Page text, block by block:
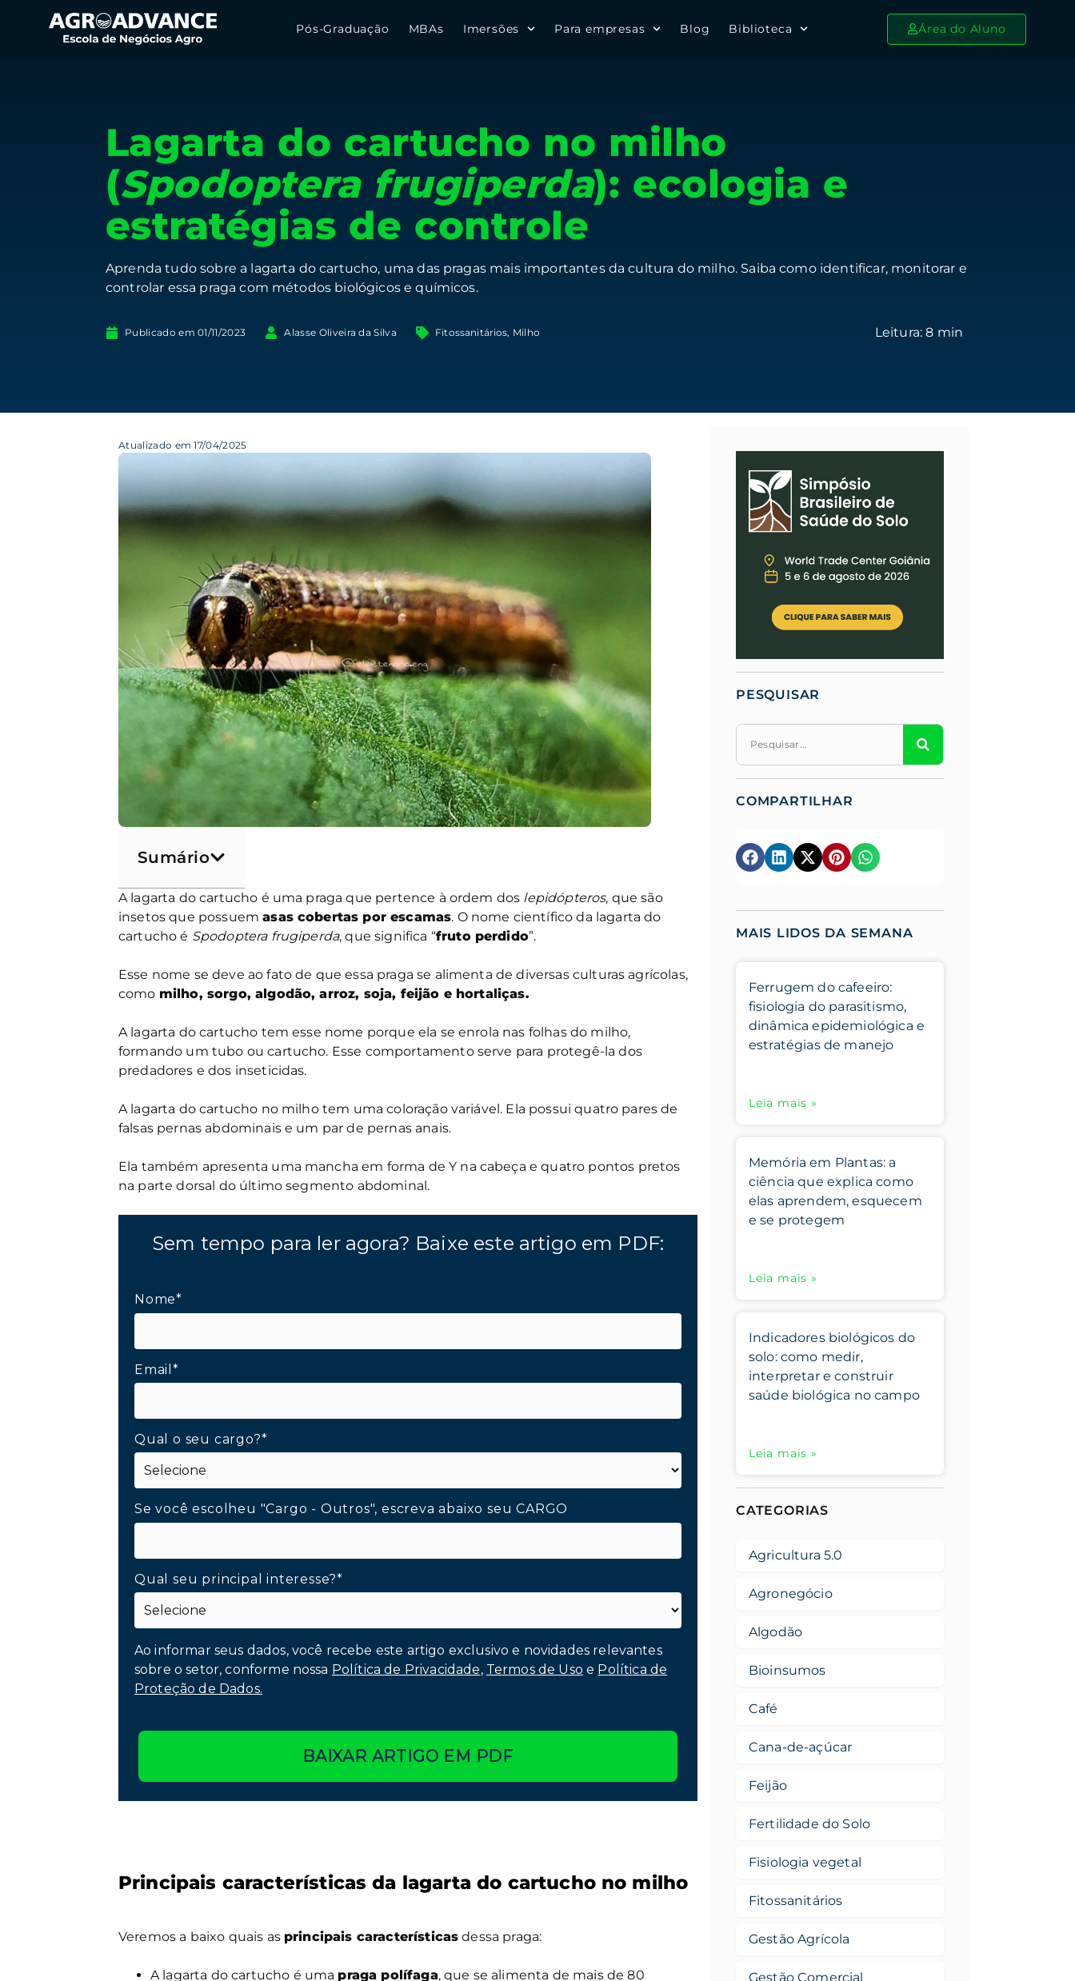
Pós-Graduação MBAs Imersões Para empresas Blog Biblioteca Área do Aluno
Lagarta do cartucho no milho
(Spodoptera frugiperda): ecologia e
estratégias de controle
Aprenda tudo sobre a lagarta do cartucho, uma das pragas mais importantes da cultura do milho. Saiba como identificar, monitorar e
controlar essa praga com métodos biológicos e químicos.
Publicado em 01/11/2023 Alasse Oliveira da Silva Fitossanitários, Milho
Atualizado em 17/04/2025
Sumário
A lagarta do cartucho é uma praga que pertence à ordem dos lepidópteros, que são
insetos que possuemasas cobertas por escamas. O nome científico da lagarta do
cartucho é Spodoptera frugiperda, que significa “fruto perdido”.
Esse nome se deve ao fato de que essa praga se alimenta de diversas culturas agrícolas,
como milho, sorgo, algodão, arroz, soja, feijão e hortaliças.
A lagarta do cartucho tem esse nome porque ela se enrola nas folhas do milho,
formando um tubo ou cartucho. Esse comportamento serve para protegê-la dos
predadores e dos inseticidas.
A lagarta do cartucho no milho tem uma coloração variável. Ela possui quatro pares de
falsas pernas abdominais e um par de pernas anais.
Ela também apresenta uma mancha em forma de Y na cabeça e quatro pontos pretos
na parte dorsal do último segmento abdominal.
Sem tempo para ler agora? Baixe este artigo em PDF:
Nome*
Email*
Qual o seu cargo?*
Se você escolheu "Cargo - Outros", escreva abaixo seu CARGO
Qual seu principal interesse?*
Ao informar seus dados, você recebe este artigo exclusivo e novidades relevantes
sobre o setor, conforme nossa Política de Privacidade, Termos de Uso e Política de
Proteção de Dados.
BAIXAR ARTIGO EM PDF
Principais características da lagarta do cartucho no milho
Veremos a baixo quais as principais características dessa praga:
A lagarta do cartucho é uma praga polífaga, que se alimenta de mais de 80
PESQUISAR
COMPARTILHAR
MAIS LIDOS DA SEMANA
Ferrugem do cafeeiro:
fisiologia do parasitismo,
dinâmica epidemiológica e
estratégias de manejo
Leia mais »
Memória em Plantas: a
ciência que explica como
elas aprendem, esquecem
e se protegem
Leia mais »
Indicadores biológicos do
solo: como medir,
interpretar e construir
saúde biológica no campo
Leia mais »
CATEGORIAS
Agricultura 5.0
Agronegócio
Algodão
Bioinsumos
Café
Cana-de-açúcar
Feijão
Fertilidade do Solo
Fisiologia vegetal
Fitossanitários
Gestão Agrícola
Gestão Comercial